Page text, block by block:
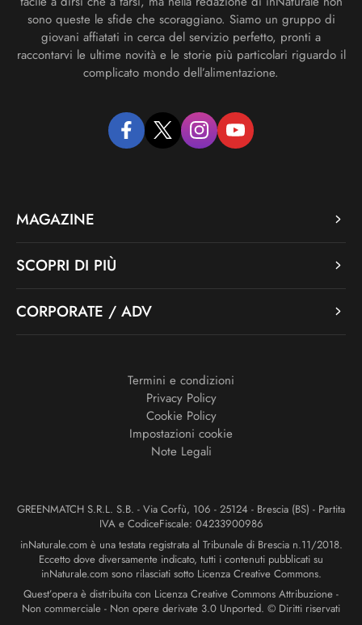
sono queste le sfide che scoraggiano. Siamo un gruppo di
giovani affiatati in cerca del servizio perfetto, pronti a
raccontarvi le ultime novità e le storie più particolari riguardo il
complicato mondo dell’alimentazione.
facebooktwitter instagramyoutube
MAGAZINE
SCOPRI DI PIÙ
CORPORATE / ADV
Termini e condizioni
Privacy Policy
Cookie Policy
Impostazioni cookie
Note Legali
GREENMATCH S.R.L. S.B. - Via Corfù, 106 - 25124 - Brescia (BS) - Partita
IVA e CodiceFiscale: 04233900986
inNaturale.com è una testata registrata al Tribunale di Brescia n.11/2018.
Eccetto dove diversamente indicato, tutti i contenuti pubblicati su
inNaturale.com sono rilasciati sotto Licenza Creative Commons.
Quest’opera è distribuita con Licenza Creative Commons Attribuzione -
Non commerciale - Non opere derivate 3.0 Unported. © Diritti riservati